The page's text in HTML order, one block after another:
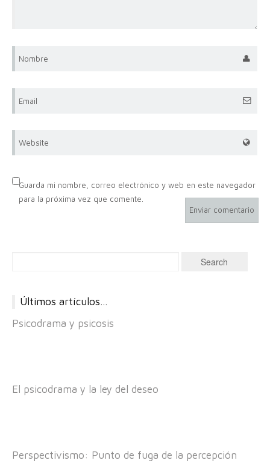
Nombre
Email
Website
Guarda mi nombre, correo electrónico y web en este navegador
para la próxima vez que comente.
Últimos artículos…
Psicodrama y psicosis
El psicodrama y la ley del deseo
Perspectivismo: Punto de fuga de la percepción